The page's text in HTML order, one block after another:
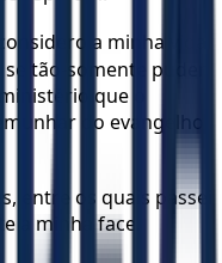
a minha vida
tão-somente puder
que o
do evangelho
entre os quais passei
a minha face.